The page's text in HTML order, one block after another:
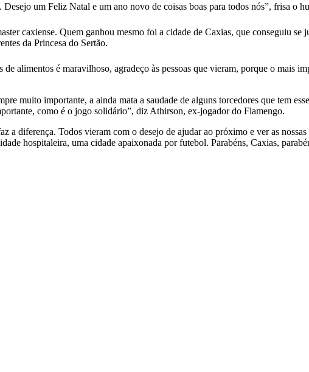
um Feliz Natal e um ano novo de coisas boas para todos nós”, frisa o
caxiense. Quem ganhou mesmo foi a cidade de Caxias, que conseguiu se
da Princesa do Sertão.
alimentos é maravilhoso, agradeço às pessoas que vieram, porque o mais
muito importante, a ainda mata a saudade de alguns torcedores que tem
como é o jogo solidário”, diz Athirson, ex-jogador do Flamengo.
a diferença. Todos vieram com o desejo de ajudar ao próximo e ver as
hospitaleira, uma cidade apaixonada por futebol. Parabéns, Caxias,